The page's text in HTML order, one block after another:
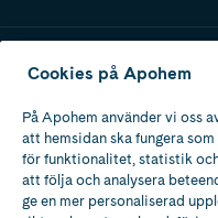
Apotek med tillstånd
av Läkemedelsverket
Cookies på Apohem
På Apohem använder vi oss
att hemsidan ska fungera
för funktionalitet, statistik
att följa och analysera
ge en mer personaliserad